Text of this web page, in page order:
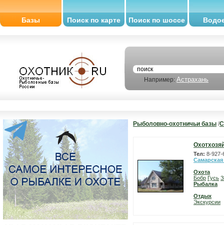
Базы Поиск по карте Поиск по шоссе
Например: Астрахань
Рыболовно-охотничьи базы /
Тел: 8-927-
Самарская
Охота
Бобр Гусь
Рыбалка
Отдых
Экскурсии